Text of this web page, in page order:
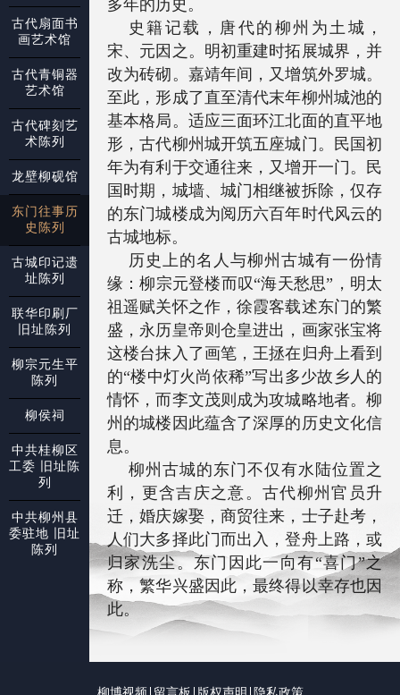
古代扇面书
画艺术馆
古代青铜器
艺术馆
古代碑刻艺
术陈列
龙壁柳砚馆
东门往事历
史陈列
古城印记遗
址陈列
联华印刷厂
旧址陈列
柳宗元生平
陈列
柳侯祠
中共桂柳区
工委 旧址陈
列
中共柳州县
委驻地 旧址
陈列
多年的历史。
史籍记载，唐代的柳州为土城，
宋、元因之。明初重建时拓展城界，并
改为砖砌。嘉靖年间，又增筑外罗城。
至此，形成了直至清代末年柳州城池的
基本格局。适应三面环江北面的直平地
形，古代柳州城开筑五座城门。民国初
年为有利于交通往来，又增开一门。民
国时期，城墙、城门相继被拆除，仅存
的东门城楼成为阅历六百年时代风云的
古城地标。
历史上的名人与柳州古城有一份情
缘：柳宗元登楼而叹“海天愁思”，明太
祖遥赋关怀之作，徐霞客载述东门的繁
盛，永历皇帝则仓皇进出，画家张宝将
这楼台抹入了画笔，王拯在归舟上看到
的“楼中灯火尚依稀”写出多少故乡人的
情怀，而李文茂则成为攻城略地者。柳
州的城楼因此蕴含了深厚的历史文化信
息。
柳州古城的东门不仅有水陆位置之
利，更含吉庆之意。古代柳州官员升
迁，婚庆嫁娶，商贸往来，士子赴考，
人们大多择此门而出入，登舟上路，或
归家洗尘。东门因此一向有“喜门”之
称，繁华兴盛因此，最终得以幸存也因
此。